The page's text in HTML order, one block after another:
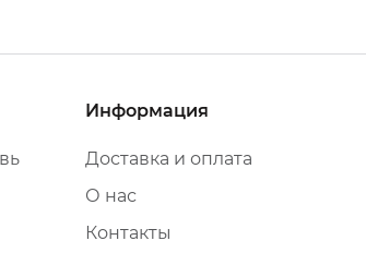
Информация
Доставка и оплата
О нас
Контакты